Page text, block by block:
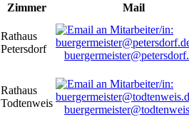
Zimmer Mail
Rathaus
Petersdorf
Rathaus
Todtenweis